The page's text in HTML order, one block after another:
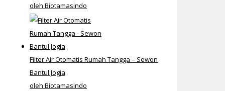
oleh Biotamasindo
Filter Air Otomatis Rumah Tangga – Sewon
Bantul Jogja
oleh Biotamasindo